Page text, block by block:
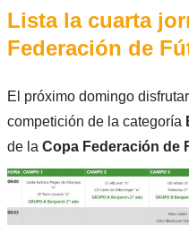
Lista la cuarta
Federación de
El próximo domingo
competición de la categoría
de la Copa Federación de